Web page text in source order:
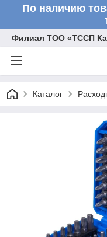
По наличию
Филиал ТОО «ТССП
Каталог